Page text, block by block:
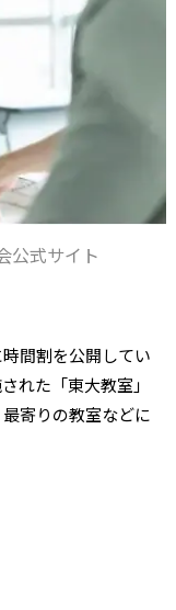
公式サイト
間割を公開してい
れた「東大教室」
寄りの教室などに